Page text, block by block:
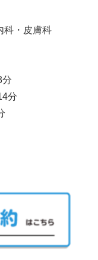
科・皮膚科
分
分